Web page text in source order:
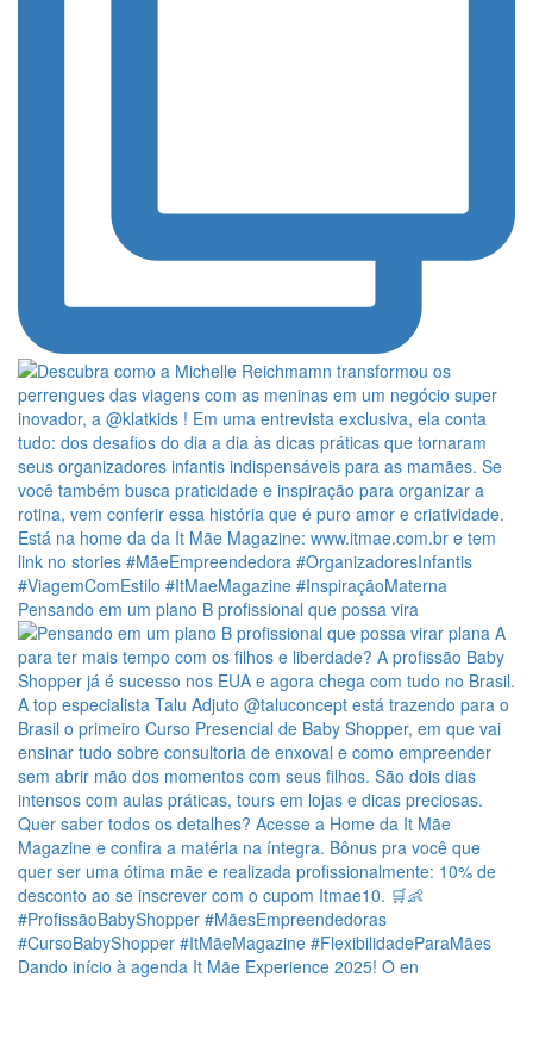
Pensando em um plano B profissional que possa vira
Dando início à agenda It Mãe Experience 2025! O en